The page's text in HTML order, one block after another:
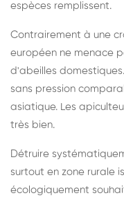
espèces remplissent.
Contrairement à une
européen ne menace
d'abeilles
sans pression
asiatique. Les
très bien.
Détruire
surtout en zone rurale
écologiquement